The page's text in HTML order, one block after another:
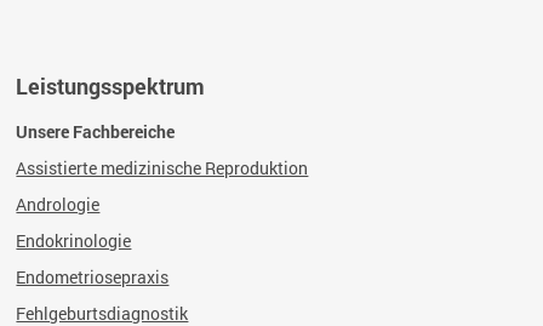
Leistungsspektrum
Unsere Fachbereiche
Assistierte medizinische Reproduktion
Andrologie
Endokrinologie
Endometriosepraxis
Fehlgeburtsdiagnostik